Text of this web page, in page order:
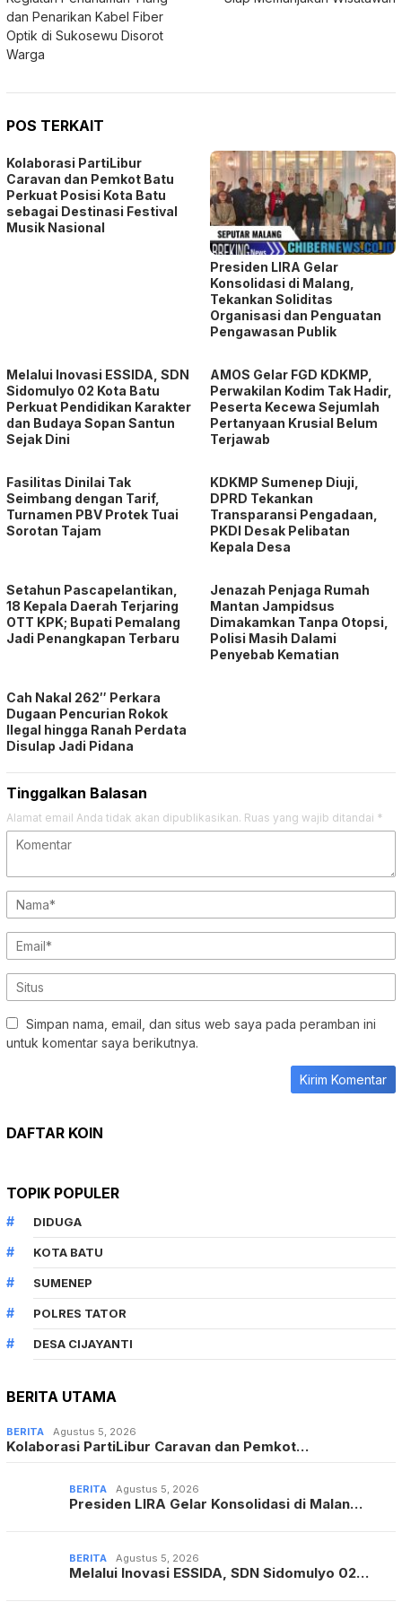
dan Penarikan Kabel Fiber
Optik di Sukosewu Disorot
Warga
POS TERKAIT
Kolaborasi PartiLibur
Caravan dan Pemkot Batu
Perkuat Posisi Kota Batu
sebagai Destinasi Festival
Musik Nasional
Presiden LIRA Gelar
Konsolidasi di Malang,
Tekankan Soliditas
Organisasi dan Penguatan
Pengawasan Publik
Melalui Inovasi ESSIDA, SDN
Sidomulyo 02 Kota Batu
Perkuat Pendidikan Karakter
dan Budaya Sopan Santun
Sejak Dini
AMOS Gelar FGD KDKMP,
Perwakilan Kodim Tak Hadir,
Peserta Kecewa Sejumlah
Pertanyaan Krusial Belum
Terjawab
Fasilitas Dinilai Tak
Seimbang dengan Tarif,
Turnamen PBV Protek Tuai
Sorotan Tajam
KDKMP Sumenep Diuji,
DPRD Tekankan
Transparansi Pengadaan,
PKDI Desak Pelibatan
Kepala Desa
Setahun Pascapelantikan,
18 Kepala Daerah Terjaring
OTT KPK; Bupati Pemalang
Jadi Penangkapan Terbaru
Jenazah Penjaga Rumah
Mantan Jampidsus
Dimakamkan Tanpa Otopsi,
Polisi Masih Dalami
Penyebab Kematian
Cah Nakal 262″ Perkara
Dugaan Pencurian Rokok
Ilegal hingga Ranah Perdata
Disulap Jadi Pidana
Tinggalkan Balasan
Alamat email Anda tidak akan dipublikasikan. Ruas yang wajib ditandai *
Simpan nama, email, dan situs web saya pada peramban ini
untuk komentar saya berikutnya.
DAFTAR KOIN
TOPIK POPULER
DIDUGA
KOTA BATU
SUMENEP
POLRES TATOR
DESA CIJAYANTI
BERITA UTAMA
BERITA Agustus 5, 2026
Kolaborasi PartiLibur Caravan dan Pemkot…
BERITA Agustus 5, 2026
Presiden LIRA Gelar Konsolidasi di Malan…
BERITA Agustus 5, 2026
Melalui Inovasi ESSIDA, SDN Sidomulyo 02…